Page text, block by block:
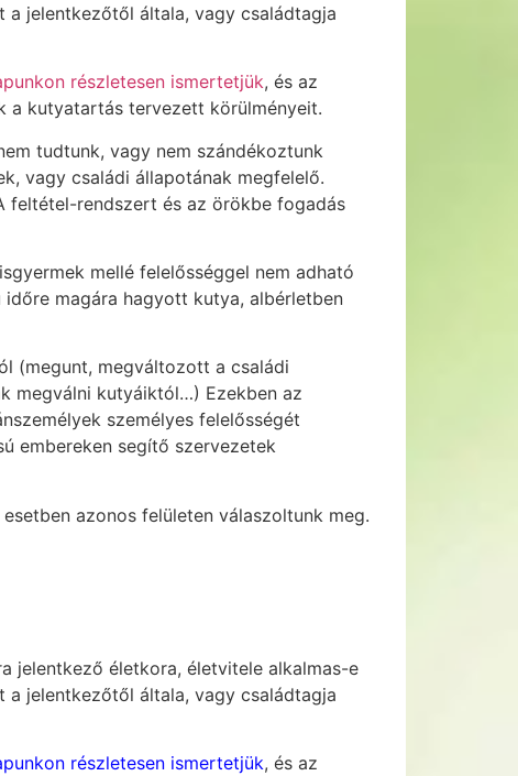
jelentkezőtől általa, vagy családtagja
részletesen ismertetjük, és az
a kutyatartás tervezett körülményeit.
tudtunk, vagy nem szándékoztunk
vagy családi állapotának megfelelő.
feltétel-rendszert és az örökbe fogadás
mellé felelősséggel nem adható
magára hagyott kutya, albérletben
(megunt, megváltozott a családi
megválni kutyáiktól…) Ezekben az
személyes felelősségét
embereken segítő szervezetek
azonos felületen válaszoltunk meg.
jelentkező életkora, életvitele alkalmas-e
jelentkezőtől általa, vagy családtagja
részletesen ismertetjük, és az